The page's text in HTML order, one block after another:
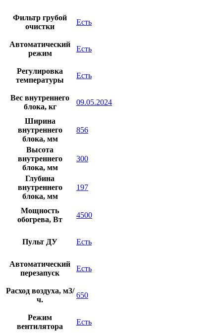
Фильтр грубой
очистки
Есть
Автоматический
режим
Есть
Регулировка
температуры
Есть
Вес внутреннего
блока, кг
09.05.2024
Ширина
внутреннего
блока, мм
856
Высота
внутреннего
блока, мм
300
Глубина
внутреннего
блока, мм
197
Мощность
обогрева, Вт
4500
Пульт ДУ Есть
Автоматический
перезапуск
Есть
Расход воздуха, м3/
ч.
650
Режим
вентилятора
Есть